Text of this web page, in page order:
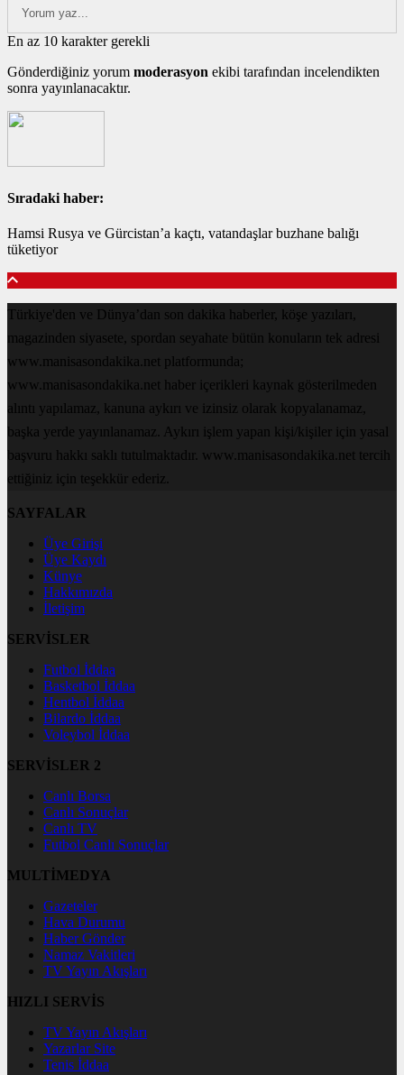
En az 10 karakter gerekli
Gönderdiğiniz yorum moderasyon ekibi tarafından incelendikten
sonra yayınlanacaktır.
Sıradaki haber:
Hamsi Rusya ve Gürcistan’a kaçtı, vatandaşlar buzhane balığı
tüketiyor
Türkiye'den ve Dünya’dan son dakika haberler, köşe yazıları,
magazinden siyasete, spordan seyahate bütün konuların tek adresi
www.manisasondakika.net platformunda;
www.manisasondakika.net haber içerikleri kaynak gösterilmeden
alıntı yapılamaz, kanuna aykırı ve izinsiz olarak kopyalanamaz,
başka yerde yayınlanamaz. Aykırı işlem yapan kişi/kişiler için yasal
başvuru hakkı saklı tutulmaktadır. www.manisasondakika.net tercih
ettiğiniz için teşekkür ederiz.
SAYFALAR
Üye Girişi
Üye Kaydı
Künye
Hakkımızda
İletişim
SERVİSLER
Futbol İddaa
Basketbol İddaa
Hentbol İddaa
Bilardo İddaa
Voleybol İddaa
SERVİSLER 2
Canlı Borsa
Canlı Sonuçlar
Canlı TV
Futbol Canlı Sonuçlar
MULTİMEDYA
Gazeteler
Hava Durumu
Haber Gönder
Namaz Vakitleri
TV Yayın Akışları
HIZLI SERVİS
TV Yayın Akışları
Yazarlar Site
Tenis İddaa